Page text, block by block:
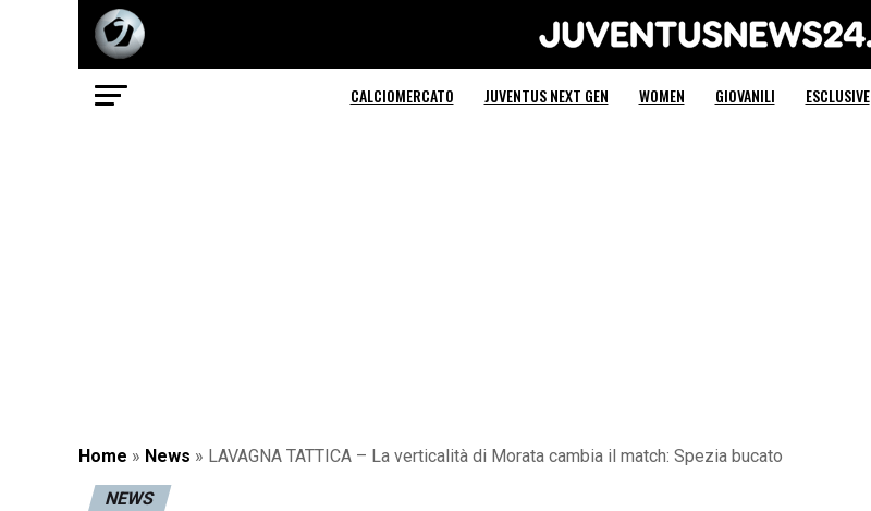
Juventus News 24
CALCIOMERCATO JUVENTUS NEXT GEN WOMEN GIOVANILI ESCLUSIVE
Home » News » LAVAGNA TATTICA – La verticalità di Morata cambia il match: Spezia bucato
NEWS